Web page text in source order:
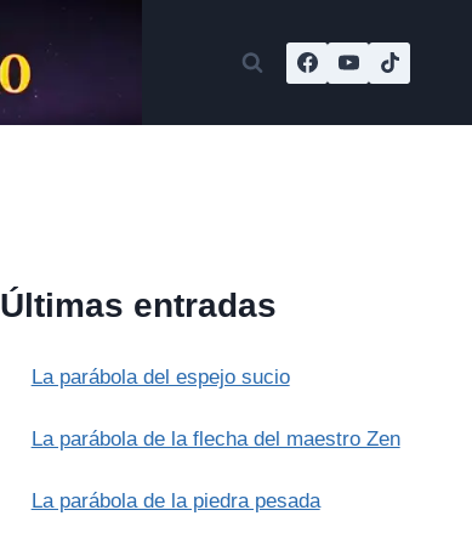
Últimas entradas
La parábola del espejo sucio
La parábola de la flecha del maestro Zen
La parábola de la piedra pesada